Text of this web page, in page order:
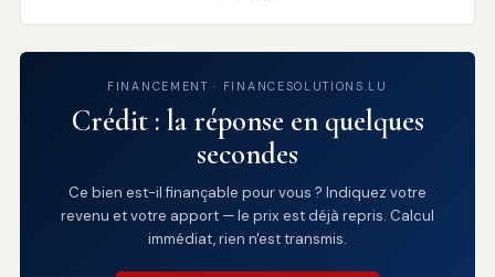
FINANCEMENT · FINANCESOLUTIONS.LU
Crédit : la réponse en quelques
secondes
Ce bien est-il finançable pour vous ? Indiquez votre
revenu et votre apport — le prix est déjà repris. Calcul
immédiat, rien n'est transmis.